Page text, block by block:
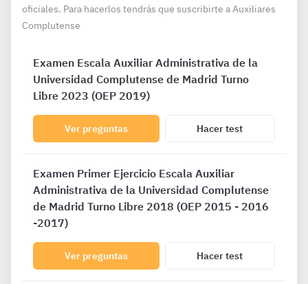
oficiales. Para hacerlos tendrás que suscribirte a Auxiliares
Complutense
Examen Escala Auxiliar Administrativa de la
Universidad Complutense de Madrid Turno
Libre 2023 (OEP 2019)
Ver preguntas Hacer test
Examen Primer Ejercicio Escala Auxiliar
Administrativa de la Universidad Complutense
de Madrid Turno Libre 2018 (OEP 2015 - 2016
-2017)
Ver preguntas Hacer test